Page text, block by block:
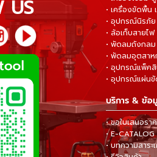
US
• เครื่องขัดพื้น
• อุปกรณ์นิรภั
• ล้อเก็บสายไ
• พัดลมถังกลม
• พัดลมอุตสา
• อุปกรณ์แพ็ค
• อุปกรณ์แผ่น
บริการ & ข้อ
• ขอใบเสนอรา
• E-
• บทความสาร